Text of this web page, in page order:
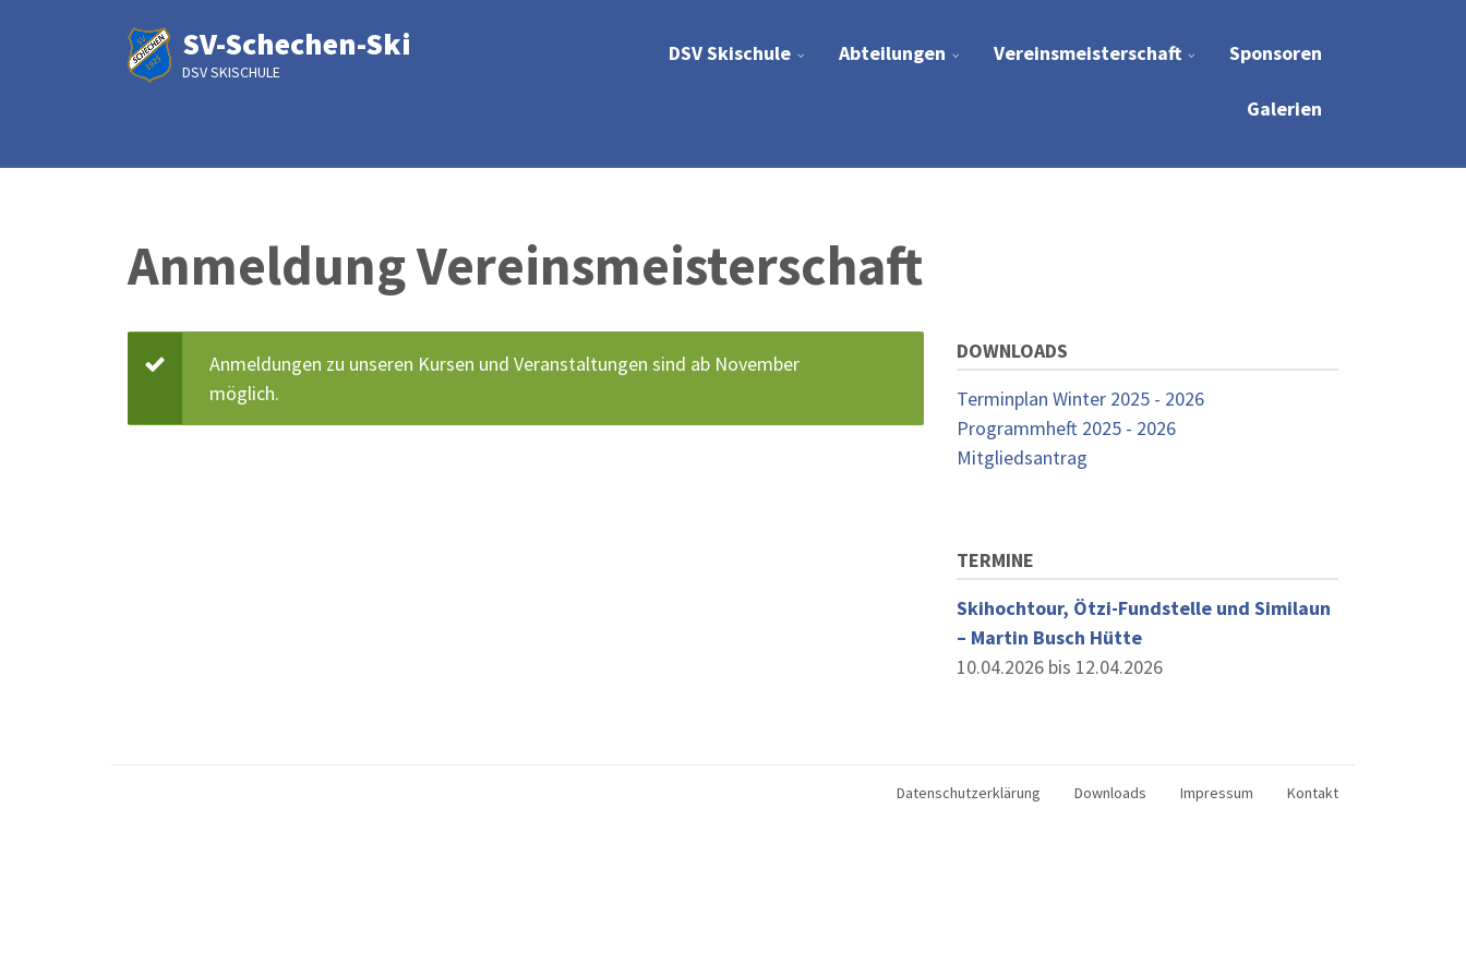
SV-Schechen-Ski
DSV SKISCHULE
DSV Skischule Abteilungen Vereinsmeisterschaft Sponsoren
Galerien
Anmeldung Vereinsmeisterschaft
Statusmeldung
Anmeldungen zu unseren Kursen und Veranstaltungen sind ab November
möglich.
DOWNLOADS
Terminplan Winter 2025 - 2026
Programmheft 2025 - 2026
Mitgliedsantrag
TERMINE
Skihochtour, Ötzi-Fundstelle und Similaun
– Martin Busch Hütte
10.04.2026 bis 12.04.2026
Datenschutzerklärung Downloads Impressum Kontakt